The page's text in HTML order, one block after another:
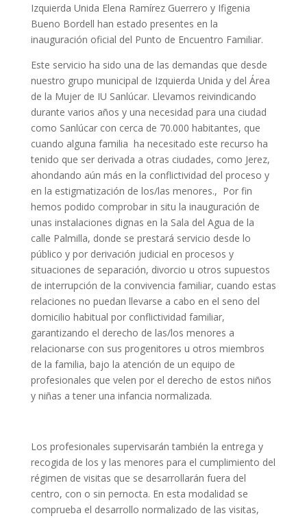
Izquierda Unida Elena Ramírez Guerrero y Ifigenia
Bueno Bordell han estado presentes en la
inauguración oficial del Punto de Encuentro Familiar.
Este servicio ha sido una de las demandas que desde
nuestro grupo municipal de Izquierda Unida y del Área
de la Mujer de IU Sanlúcar. Llevamos reivindicando
durante varios años y una necesidad para una ciudad
como Sanlúcar con cerca de 70.000 habitantes, que
cuando alguna familia ha necesitado este recurso ha
tenido que ser derivada a otras ciudades, como Jerez,
ahondando aún más en la conflictividad del proceso y
en la estigmatización de los/las menores., Por fin
hemos podido comprobar in situ la inauguración de
unas instalaciones dignas en la Sala del Agua de la
calle Palmilla, donde se prestará servicio desde lo
público y por derivación judicial en procesos y
situaciones de separación, divorcio u otros supuestos
de interrupción de la convivencia familiar, cuando estas
relaciones no puedan llevarse a cabo en el seno del
domicilio habitual por conflictividad familiar,
garantizando el derecho de las/los menores a
relacionarse con sus progenitores u otros miembros
de la familia, bajo la atención de un equipo de
profesionales que velen por el derecho de estos niños
y niñas a tener una infancia normalizada.
Los profesionales supervisarán también la entrega y
recogida de los y las menores para el cumplimiento del
régimen de visitas que se desarrollarán fuera del
centro, con o sin pernocta. En esta modalidad se
comprueba el desarrollo normalizado de las visitas,